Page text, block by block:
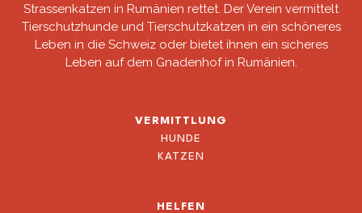
Strassenkatzen in Rumänien rettet. Der Verein vermittelt
Tierschutzhunde und Tierschutzkatzen in ein schöneres
Leben in die Schweiz oder bietet ihnen ein sicheres
Leben auf dem Gnadenhof in Rumänien.
VERMITTLUNG
HUNDE
KATZEN
HELFEN